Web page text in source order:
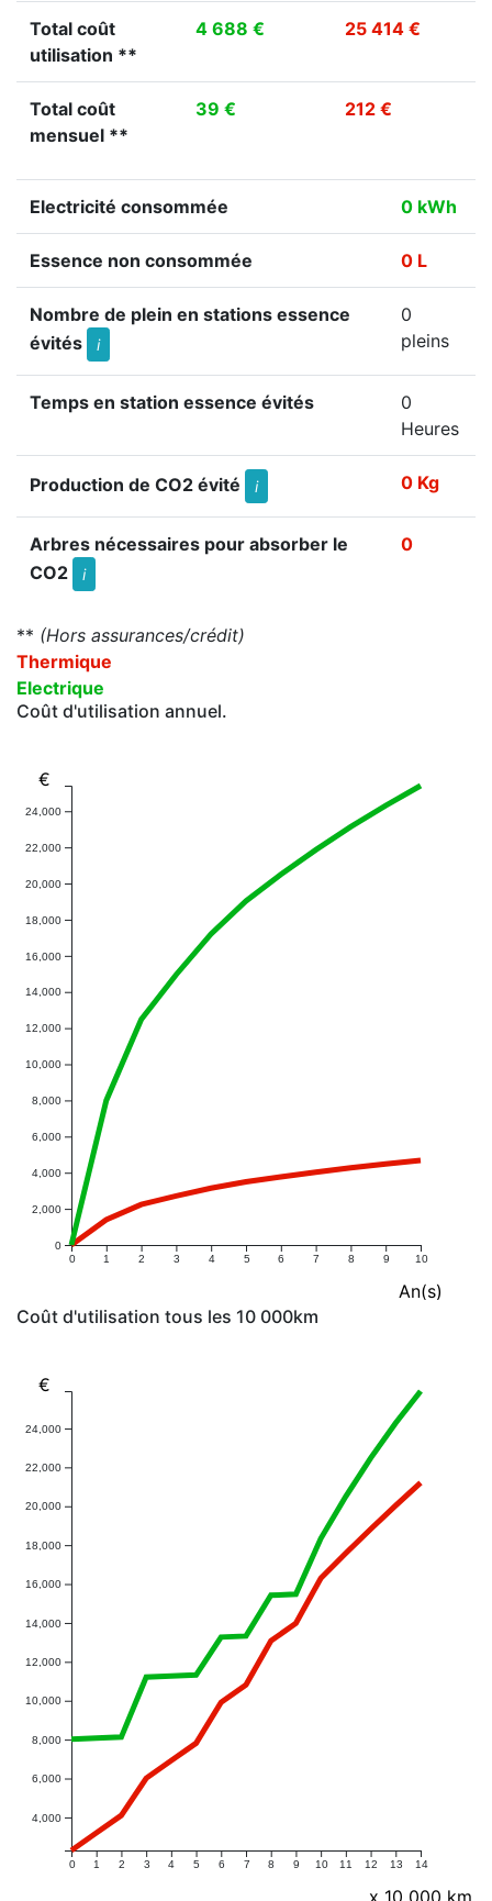
Total coût
utilisation **
4 688 € 25 414 €
Total coût
mensuel **
39 € 212 €
Electricité consommée 0 kWh
Essence non consommée 0 L
Nombre de plein en stations essence
évités
i
0
pleins
Temps en station essence évités
0
Heures
Production de CO2 évité i 0 Kg
Arbres nécessaires pour absorber le
CO2
i
0
** (Hors assurances/crédit)
Thermique
Electrique
Coût d'utilisation annuel.
0 1 2 3 4 5 6 7 8 9 10
0
2,000
4,000
6,000
8,000
10,000
12,000
14,000
16,000
18,000
20,000
22,000
24,000
An(s)
€
Coût d'utilisation tous les 10 000km
0 1 2 3 4 5 6 7 8 9 10 11 12 13 14
4,000
6,000
8,000
10,000
12,000
14,000
16,000
18,000
20,000
22,000
24,000
€